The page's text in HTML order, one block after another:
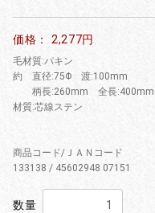
価格： 2,277円
毛材質:パキン
約 直径:75Φ 渡:100mm
柄長:260mm 全長:400mm
材質:芯線ステン
商品コード/ＪＡＮコード
133138 / 45602948 07151
数量